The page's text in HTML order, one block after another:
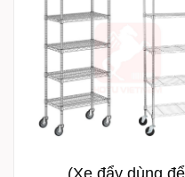
(Xe đẩy dùng